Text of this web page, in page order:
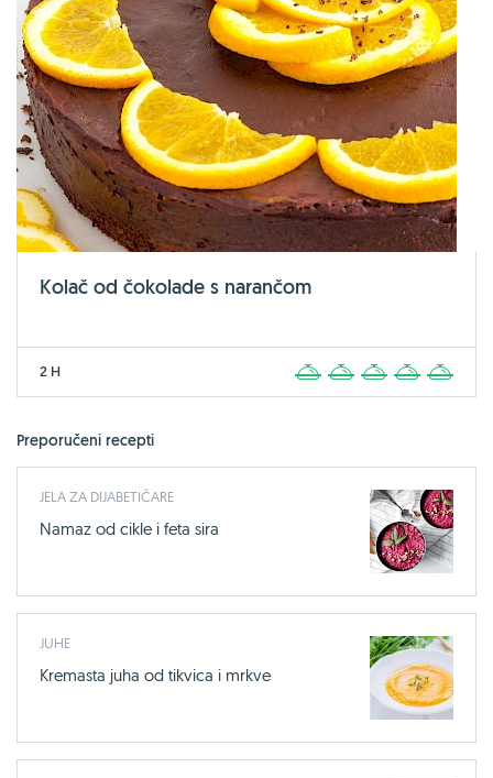
Kolač od čokolade s narančom
2 H 2 3 4
Preporučeni recepti
JELA ZA DIJABETIČARE
Namaz od cikle i feta sira
JUHE
Kremasta juha od tikvica i mrkve